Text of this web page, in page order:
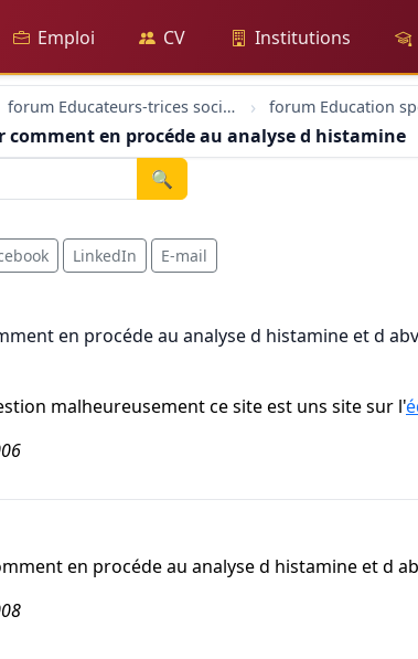
Emploi CV Institutions
forum Educateurs-trices sociaux
comment en procéde au analyse d histamine
🔍
LinkedIn E-mail
en procéde au analyse d histamine et d
malheureusement ce site est uns site sur l'
en procéde au analyse d histamine et d